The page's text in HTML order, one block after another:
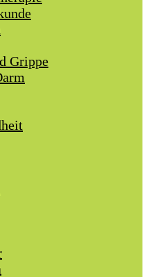
Grippe